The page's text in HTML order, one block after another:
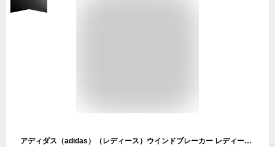
アディダス（adidas）（レディース）ウインドブレーカー レディース オウン ザ ラン 総柄プリント DMH25-IJ5427